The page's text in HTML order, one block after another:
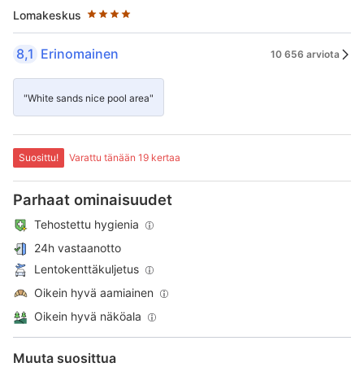
Lomakeskus
8,1 Erinomainen 10 656 arviota
"White sands nice pool area"
Suosittu! Varattu tänään 19 kertaa
Parhaat ominaisuudet
Tehostettu hygienia
24h vastaanotto
Lentokenttäkuljetus
Oikein hyvä aamiainen
Oikein hyvä näköala
Muuta suosittua